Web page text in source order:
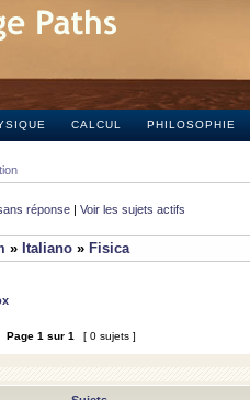
CALCUL PHILOSOPHIE
réponse | Voir les sujets actifs
» Italiano » Fisica
Page 1 sur 1 [ 0 sujets ]